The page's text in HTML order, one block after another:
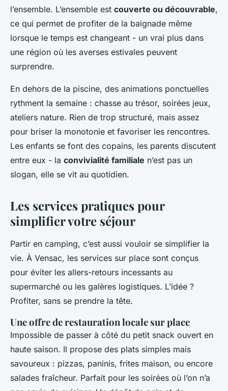
l’ensemble. L’ensemble est couverte ou découvrable,
ce qui permet de profiter de la baignade même
lorsque le temps est changeant - un vrai plus dans
une région où les averses estivales peuvent
surprendre.
En dehors de la piscine, des animations ponctuelles
rythment la semaine : chasse au trésor, soirées jeux,
ateliers nature. Rien de trop structuré, mais assez
pour briser la monotonie et favoriser les rencontres.
Les enfants se font des copains, les parents discutent
entre eux - la convivialité familiale n’est pas un
slogan, elle se vit au quotidien.
Les services pratiques pour
simplifier votre séjour
Partir en camping, c’est aussi vouloir se simplifier la
vie. À Vensac, les services sur place sont conçus
pour éviter les allers-retours incessants au
supermarché ou les galères logistiques. L’idée ?
Profiter, sans se prendre la tête.
Une offre de restauration locale sur place
Impossible de passer à côté du petit snack ouvert en
haute saison. Il propose des plats simples mais
savoureux : pizzas, paninis, frites maison, ou encore
salades fraîcheur. Parfait pour les soirées où l’on n’a